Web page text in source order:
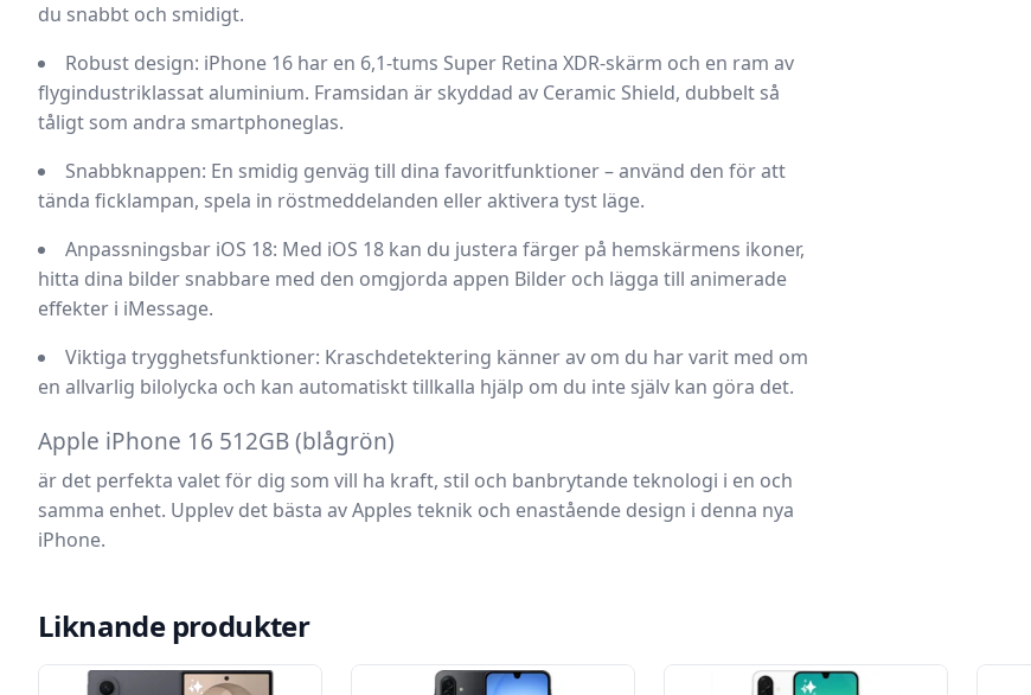
du snabbt och smidigt.
Robust design: iPhone 16 har en 6,1-tums Super Retina XDR-skärm och en ram av
flygindustriklassat aluminium. Framsidan är skyddad av Ceramic Shield, dubbelt så
tåligt som andra smartphoneglas.
Snabbknappen: En smidig genväg till dina favoritfunktioner – använd den för att
tända ficklampan, spela in röstmeddelanden eller aktivera tyst läge.
Anpassningsbar iOS 18: Med iOS 18 kan du justera färger på hemskärmens ikoner,
hitta dina bilder snabbare med den omgjorda appen Bilder och lägga till animerade
effekter i iMessage.
Viktiga trygghetsfunktioner: Kraschdetektering känner av om du har varit med om
en allvarlig bilolycka och kan automatiskt tillkalla hjälp om du inte själv kan göra det.
Apple iPhone 16 512GB (blågrön)
är det perfekta valet för dig som vill ha kraft, stil och banbrytande teknologi i en och
samma enhet. Upplev det bästa av Apples teknik och enastående design i denna nya
iPhone.
Liknande produkter